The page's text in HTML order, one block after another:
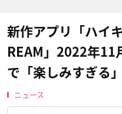
新作アプリ「ハイ
REAM」2022年11
で「楽しみすぎる」
ニュース